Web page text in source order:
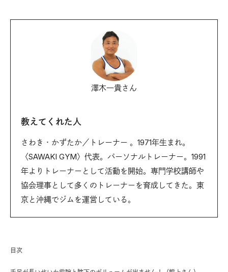
澤木一貴さん
教えてくれた人
さわき・かずたか／トレーナー 。1971年生まれ。
〈SAWAKI GYM〉代表。パーソナルトレーナー。1991
年よりトレーナーとして活動を開始。専門学校講師や
協会理事として多くのトレーナーを育成してきた。東
京と沖縄でジムを運営している。
目次